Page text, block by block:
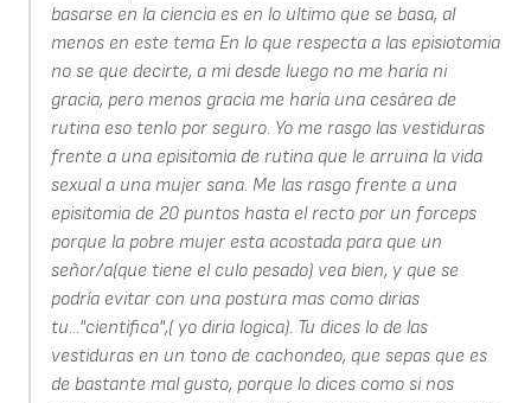
basarse en la ciencia es en lo ultimo que se basa, al
menos en este tema En lo que respecta a las episiotomia
no se que decirte, a mi desde luego no me haría ni
gracia, pero menos gracia me haría una cesárea de
rutina eso tenlo por seguro. Yo me rasgo las vestiduras
frente a una episitomia de rutina que le arruina la vida
sexual a una mujer sana. Me las rasgo frente a una
episitomia de 20 puntos hasta el recto por un forceps
porque la pobre mujer esta acostada para que un
señor/a(que tiene el culo pesado) vea bien, y que se
podría evitar con una postura mas como dirias
tu..."cientifica",( yo diria logica). Tu dices lo de las
vestiduras en un tono de cachondeo, que sepas que es
de bastante mal gusto, porque lo dices como si nos